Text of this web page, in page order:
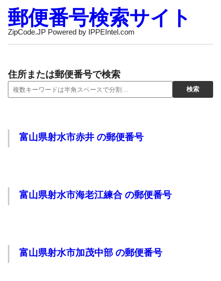
郵便番号検索サイト
ZipCode.JP Powered by IPPEIntel.com
住所または郵便番号で検索
富山県射水市赤井 の郵便番号
富山県射水市海老江練合 の郵便番号
富山県射水市加茂中部 の郵便番号